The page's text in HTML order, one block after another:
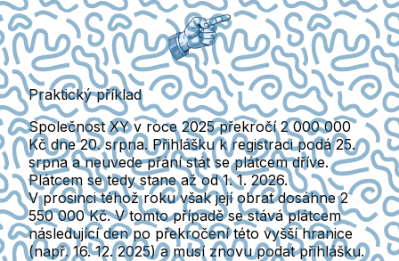
Praktický příklad
Společnost XY v roce 2025 překročí 2 000 000
Kč dne 20. srpna. Přihlášku k registraci podá 25.
srpna a neuvede přání stát se plátcem dříve.
Plátcem se tedy staneaž od 1. 1. 2026.
V prosinci téhož roku však její obrat dosáhne 2
550 000 Kč. V tomto případě se stává plátcem
následující den po překročenítéto vyšší hranice
(např. 16. 12. 2025) a musí znovu podat přihlášku.